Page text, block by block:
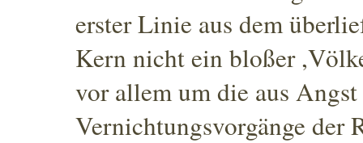
erster Linie aus dem
Kern nicht ein bloßer
vor allem um die aus
Vernichtungsvorgänge der